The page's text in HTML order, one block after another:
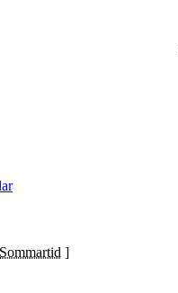
Sommartid ]